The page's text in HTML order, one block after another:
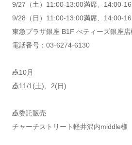
9/27（土）11:00-13:00満席、14:00-
9/28（日）11:00-13:00満席、14:00-
東急プラザ銀座 B1F べティーズ銀座店
電話番号：03-6274-6130
🎪10月
️🎪11/1(土)、2(日)
🎪委託販売
チャーチストリート軽井沢内middle様